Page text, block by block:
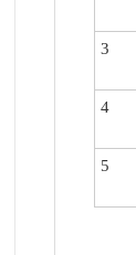
3
4
5